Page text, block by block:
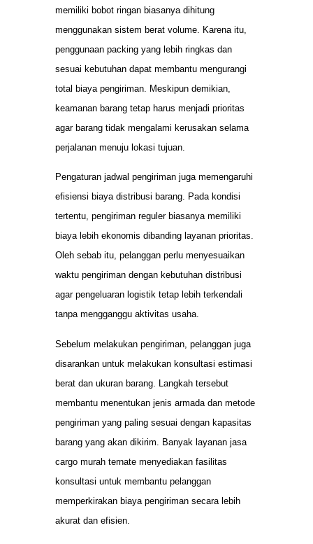
memiliki bobot ringan biasanya dihitung
menggunakan sistem berat volume. Karena itu,
penggunaan packing yang lebih ringkas dan
sesuai kebutuhan dapat membantu mengurangi
total biaya pengiriman. Meskipun demikian,
keamanan barang tetap harus menjadi prioritas
agar barang tidak mengalami kerusakan selama
perjalanan menuju lokasi tujuan.
Pengaturan jadwal pengiriman juga memengaruhi
efisiensi biaya distribusi barang. Pada kondisi
tertentu, pengiriman reguler biasanya memiliki
biaya lebih ekonomis dibanding layanan prioritas.
Oleh sebab itu, pelanggan perlu menyesuaikan
waktu pengiriman dengan kebutuhan distribusi
agar pengeluaran logistik tetap lebih terkendali
tanpa mengganggu aktivitas usaha.
Sebelum melakukan pengiriman, pelanggan juga
disarankan untuk melakukan konsultasi estimasi
berat dan ukuran barang. Langkah tersebut
membantu menentukan jenis armada dan metode
pengiriman yang paling sesuai dengan kapasitas
barang yang akan dikirim. Banyak layanan jasa
cargo murah ternate menyediakan fasilitas
konsultasi untuk membantu pelanggan
memperkirakan biaya pengiriman secara lebih
akurat dan efisien.